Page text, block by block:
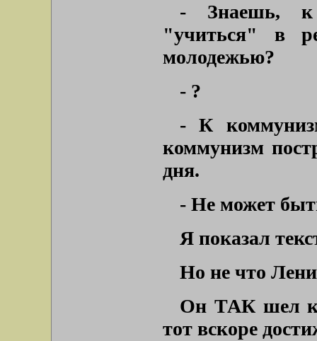
- Знаешь, к
"учиться" в
молодежью?
- ?
- К
коммунизм
дня.
- Не может
Я показал
Но не что
Он ТАК шел к
тот вскоре